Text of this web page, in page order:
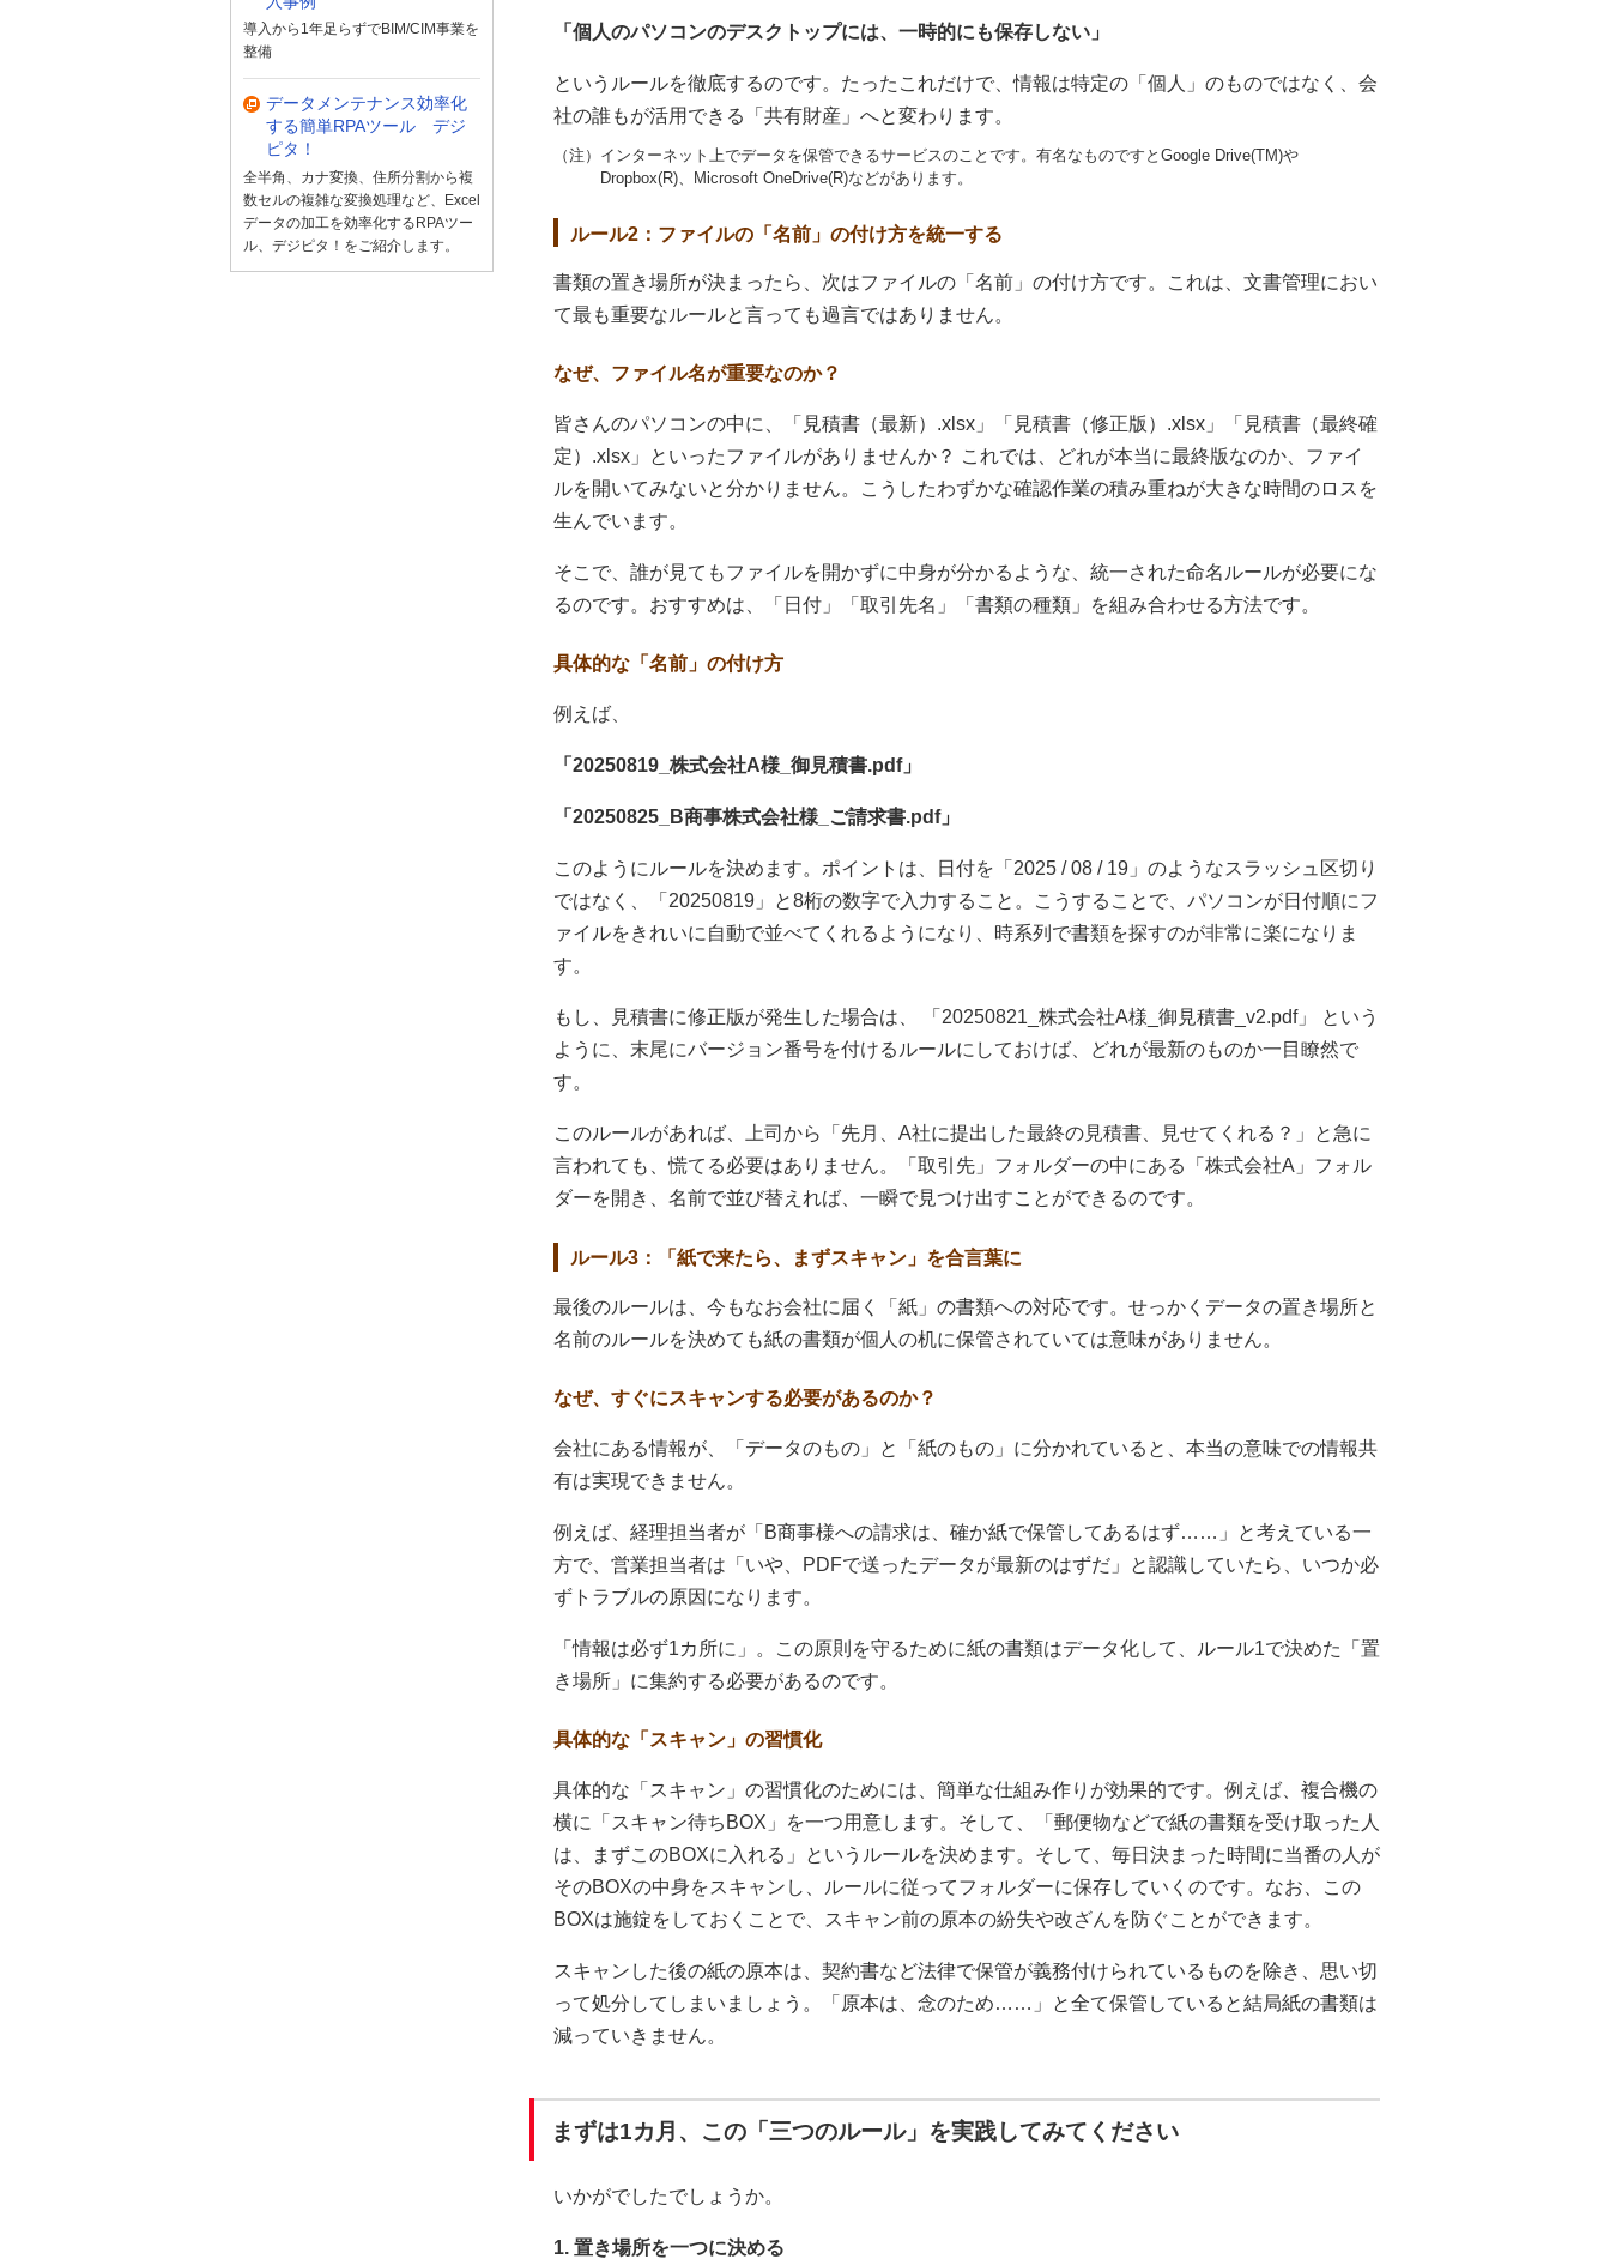
「個人のパソコンのデスクトップには、一時的にも保存しない」
というルールを徹底するのです。たったこれだけで、情報は特定の「個人」のものではなく、会
社の誰もが活用できる「共有財産」へと変わります。
（注）インターネット上でデータを保管できるサービスのことです。有名なものですとGoogle Drive(TM)や
Dropbox(R)、Microsoft OneDrive(R)などがあります。
ルール2：ファイルの「名前」の付け方を統一する
書類の置き場所が決まったら、次はファイルの「名前」の付け方です。これは、文書管理におい
て最も重要なルールと言っても過言ではありません。
なぜ、ファイル名が重要なのか？
皆さんのパソコンの中に、「見積書（最新）.xlsx」「見積書（修正版）.xlsx」「見積書（最終確
定）.xlsx」といったファイルがありませんか？ これでは、どれが本当に最終版なのか、ファイ
ルを開いてみないと分かりません。こうしたわずかな確認作業の積み重ねが大きな時間のロスを
生んでいます。
そこで、誰が見てもファイルを開かずに中身が分かるような、統一された命名ルールが必要にな
るのです。おすすめは、「日付」「取引先名」「書類の種類」を組み合わせる方法です。
具体的な「名前」の付け方
例えば、
「20250819_株式会社A様_御見積書.pdf」
「20250825_B商事株式会社様_ご請求書.pdf」
このようにルールを決めます。ポイントは、日付を「2025 / 08 / 19」のようなスラッシュ区切り
ではなく、「20250819」と8桁の数字で入力すること。こうすることで、パソコンが日付順にフ
ァイルをきれいに自動で並べてくれるようになり、時系列で書類を探すのが非常に楽になりま
す。
もし、見積書に修正版が発生した場合は、 「20250821_株式会社A様_御見積書_v2.pdf」 という
ように、末尾にバージョン番号を付けるルールにしておけば、どれが最新のものか一目瞭然で
す。
このルールがあれば、上司から「先月、A社に提出した最終の見積書、見せてくれる？」と急に
言われても、慌てる必要はありません。「取引先」フォルダーの中にある「株式会社A」フォル
ダーを開き、名前で並び替えれば、一瞬で見つけ出すことができるのです。
ルール3：「紙で来たら、まずスキャン」を合言葉に
最後のルールは、今もなお会社に届く「紙」の書類への対応です。せっかくデータの置き場所と
名前のルールを決めても紙の書類が個人の机に保管されていては意味がありません。
なぜ、すぐにスキャンする必要があるのか？
会社にある情報が、「データのもの」と「紙のもの」に分かれていると、本当の意味での情報共
有は実現できません。
例えば、経理担当者が「B商事様への請求は、確か紙で保管してあるはず……」と考えている一
方で、営業担当者は「いや、PDFで送ったデータが最新のはずだ」と認識していたら、いつか必
ずトラブルの原因になります。
「情報は必ず1カ所に」。この原則を守るために紙の書類はデータ化して、ルール1で決めた「置
き場所」に集約する必要があるのです。
具体的な「スキャン」の習慣化
具体的な「スキャン」の習慣化のためには、簡単な仕組み作りが効果的です。例えば、複合機の
横に「スキャン待ちBOX」を一つ用意します。そして、「郵便物などで紙の書類を受け取った人
は、まずこのBOXに入れる」というルールを決めます。そして、毎日決まった時間に当番の人が
そのBOXの中身をスキャンし、ルールに従ってフォルダーに保存していくのです。なお、この
BOXは施錠をしておくことで、スキャン前の原本の紛失や改ざんを防ぐことができます。
スキャンした後の紙の原本は、契約書など法律で保管が義務付けられているものを除き、思い切
って処分してしまいましょう。「原本は、念のため……」と全て保管していると結局紙の書類は
減っていきません。
まずは1カ月、この「三つのルール」を実践してみてください
いかがでしたでしょうか。
1. 置き場所を一つに決める
導入から1年足らずでBIM/CIM事業を
整備
データメンテナンス効率化
する簡単RPAツール デジ
ピタ！
全半角、カナ変換、住所分割から複
数セルの複雑な変換処理など、Excel
データの加工を効率化するRPAツー
ル、デジピタ！をご紹介します。